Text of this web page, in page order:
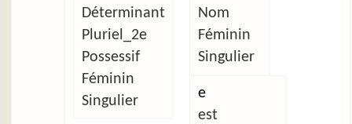
Déterminant
Pluriel_2e
Possessif
Féminin
Singulier
Nom
Féminin
Singulier
e
est